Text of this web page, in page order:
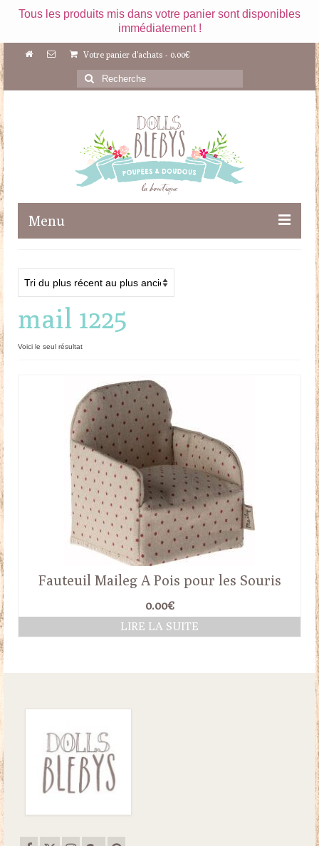
Tous les produits mis dans votre panier sont disponibles
immédiatement !
Votre panier d'achats - 0.00€
Rechercher
:
Menu
Maileg
Poupées
Doudous
Mobilier & Accessoires
Contact
mail 1225
Voici le seul résultat
Fauteuil Maileg A Pois pour les Souris
0.00€
LIRE LA SUITE